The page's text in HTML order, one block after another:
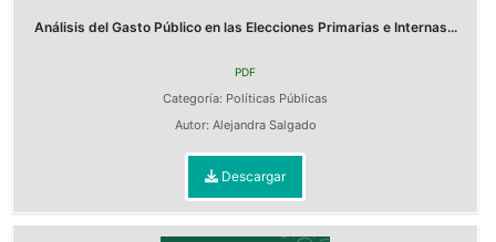
Análisis del Gasto Público en las Elecciones Primarias e Internas...
PDF
Categoría: Políticas Públicas
Autor: Alejandra Salgado
Descargar